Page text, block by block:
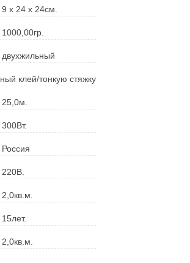
9 х 24 х 24см.
1000,00гр.
двухжильный
клей/тонкую стяжку
25,0м.
300Вт.
Россия
220В.
2,0кв.м.
15лет.
2,0кв.м.